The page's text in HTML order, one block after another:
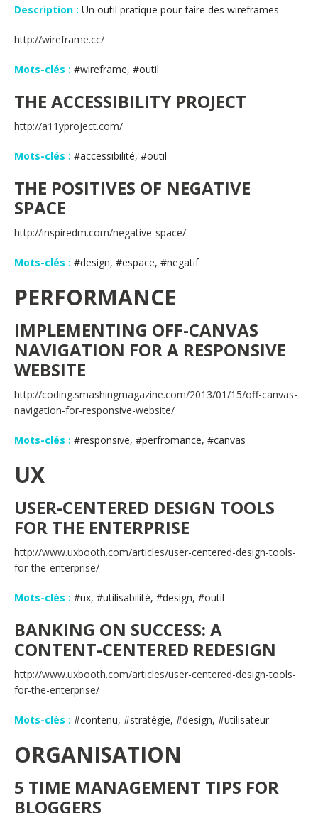
Description : Un outil pratique pour faire des wireframes
http://wireframe.cc/
Mots-clés : #wireframe, #outil
THE ACCESSIBILITY PROJECT
http://a11yproject.com/
Mots-clés : #accessibilité, #outil
THE POSITIVES OF NEGATIVE
SPACE
http://inspiredm.com/negative-space/
Mots-clés : #design, #espace, #negatif
PERFORMANCE
IMPLEMENTING OFF-CANVAS
NAVIGATION FOR A RESPONSIVE
WEBSITE
http://coding.smashingmagazine.com/2013/01/15/off-canvas-
navigation-for-responsive-website/
Mots-clés : #responsive, #perfromance, #canvas
UX
USER-CENTERED DESIGN TOOLS
FOR THE ENTERPRISE
http://www.uxbooth.com/articles/user-centered-design-tools-
for-the-enterprise/
Mots-clés : #ux, #utilisabilité, #design, #outil
BANKING ON SUCCESS: A
CONTENT-CENTERED REDESIGN
http://www.uxbooth.com/articles/user-centered-design-tools-
for-the-enterprise/
Mots-clés : #contenu, #stratégie, #design, #utilisateur
ORGANISATION
5 TIME MANAGEMENT TIPS FOR
BLOGGERS